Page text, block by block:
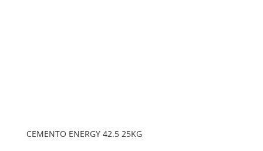
CEMENTO ENERGY 42.5 25KG